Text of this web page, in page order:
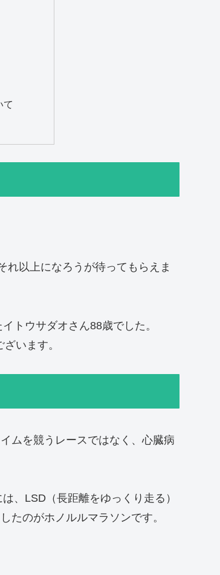
て
れ以上になろうが待ってもらえま
トウサダオさん88歳でした。
います。
ムを競うレースではなく、心臓病
、LSD（長距離をゆっくり走る）
たのがホノルルマラソンです。